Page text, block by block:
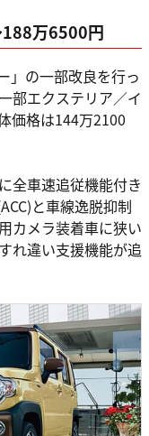
万6500円
」の一部改良を行っ
部エクステリア／イ
価格は144万2100
全車速追従機能付き
と車線逸脱抑制
カメラ装着車に狭い
れ違い支援機能が追